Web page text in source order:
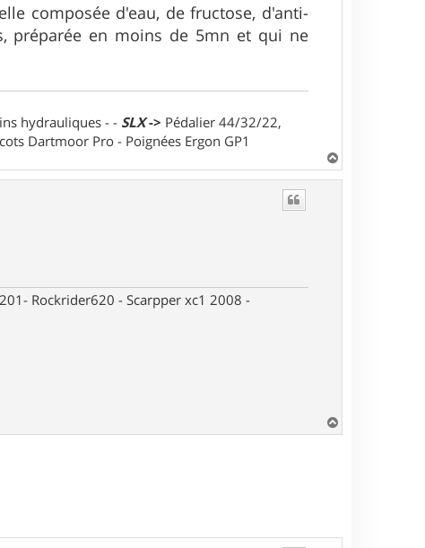
composée d'eau, de fructose, d'anti-
préparée en moins de 5mn et qui ne
hydrauliques - - SLX-> Pédalier 44/32/22,
Dartmoor Pro - Poignées Ergon GP1
a
Rockrider620 - Scarpper xc1 2008 -
a